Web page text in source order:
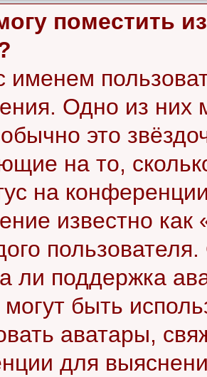
поместить
именем
Одно из них
это
на то,
на
известно
ли поддержка
быть
аватары,
для